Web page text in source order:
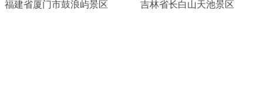
福建省厦门市鼓浪屿景区 吉林省长白山天池景区